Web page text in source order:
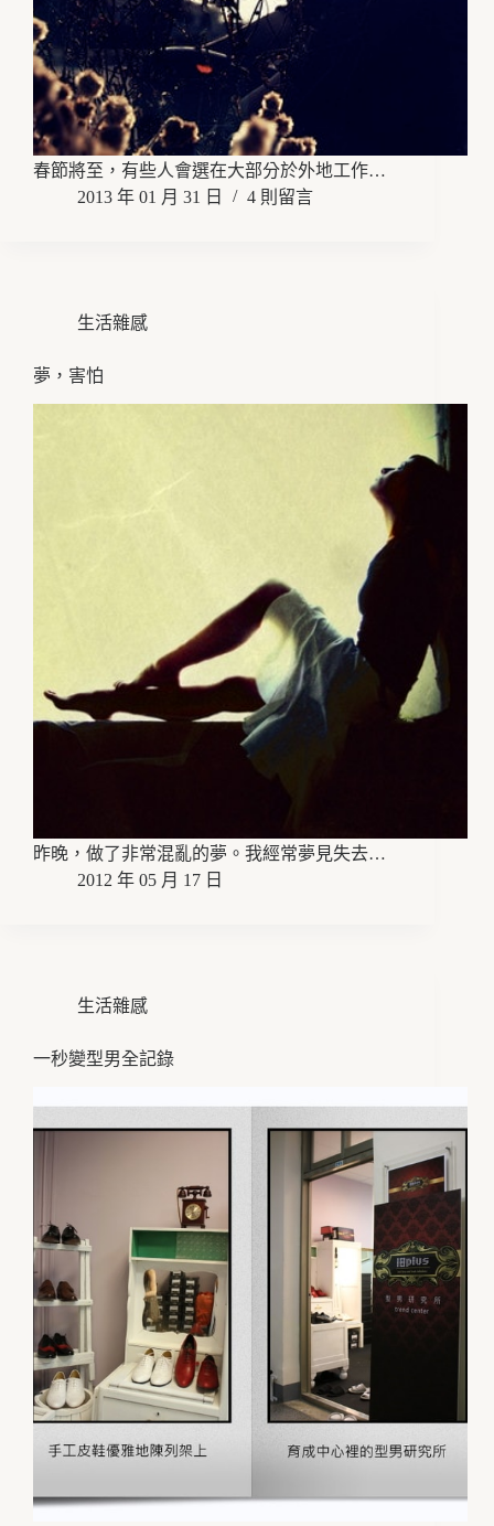
春節將至，有些人會選在大部分於外地工作…
2013 年 01 月 31 日
4 則留言
生活雜感
夢，害怕
昨晚，做了非常混亂的夢。我經常夢見失去…
2012 年 05 月 17 日
生活雜感
一秒變型男全記錄